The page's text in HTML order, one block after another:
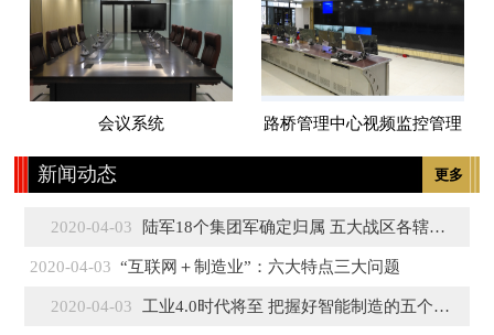
会议系统 路桥管理中心视频监控管理
更多
新闻动态
2020-04-03 陆军18个集团军确定归属 五大战区各辖3至5个
2020-04-03 “互联网＋制造业”：六大特点三大问题
2020-04-03 工业4.0时代将至 把握好智能制造的五个特征